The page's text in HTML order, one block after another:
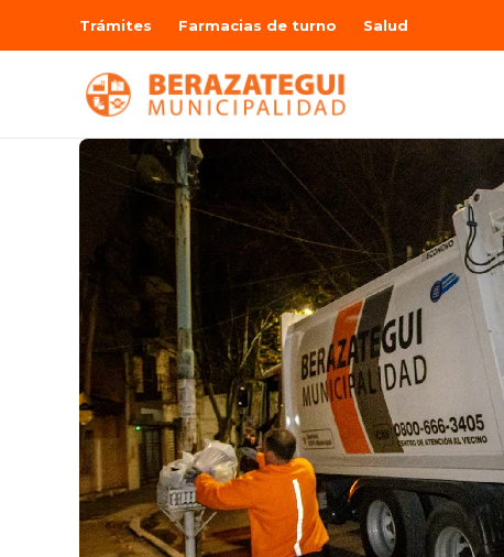
Trámites Farmacias de turno Salud